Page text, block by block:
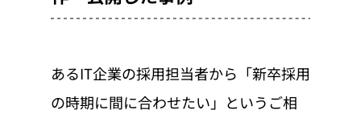
あるIT企業の採用担当者から「新卒採用
の時期に間に合わせたい」というご相